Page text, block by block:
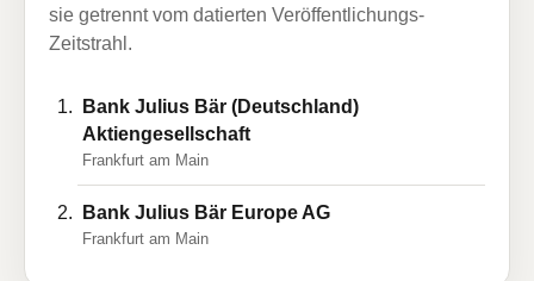
sie getrennt vom datierten Veröffentlichungs-
Zeitstrahl.
Bank Julius Bär (Deutschland)
Aktiengesellschaft
Frankfurt am Main
Bank Julius Bär Europe AG
Frankfurt am Main